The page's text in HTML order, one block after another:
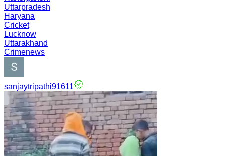
Uttarpradesh
Haryana
Cricket
Lucknow
Uttarakhand
Crimenews
sanjaytripathi91611